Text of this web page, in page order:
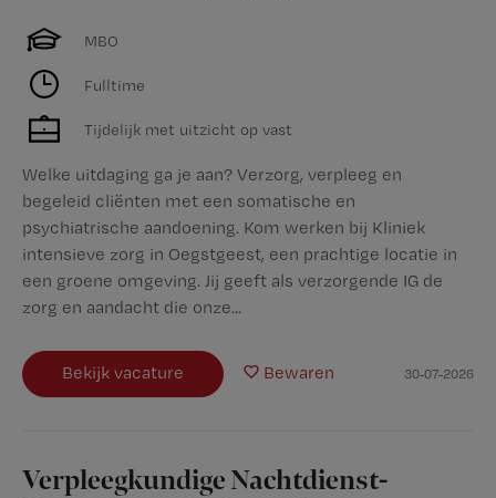
MBO
Fulltime
Tijdelijk met uitzicht op vast
Welke uitdaging ga je aan? Verzorg, verpleeg en
begeleid cliënten met een somatische en
psychiatrische aandoening. Kom werken bij Kliniek
intensieve zorg in Oegstgeest, een prachtige locatie in
een groene omgeving. Jij geeft als verzorgende IG de
zorg en aandacht die onze...
Bekijk vacature Bewaren 30-07-2026
Verpleegkundige Nachtdienst-